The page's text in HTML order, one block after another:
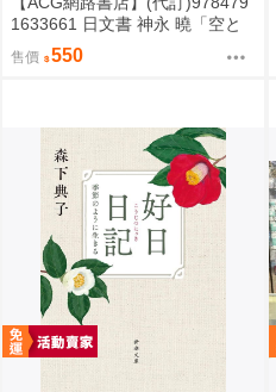
1633661 日文書 神永 曉「空と
海と大地の言葉辞典」
售價 550